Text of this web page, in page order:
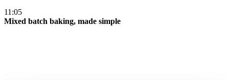
11:05
Mixed batch baking, made simple